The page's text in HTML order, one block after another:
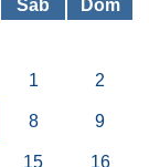
Sab Dom
1 2
8 9
15 16